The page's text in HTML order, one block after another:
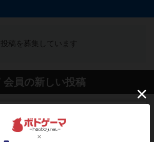
投稿を募集しています
会員の新しい投稿
ファイアー・ブルズ / 火牛陣
火牛を引き連れて敵を殲滅させる。縦か斜めで前2
列まで攻撃できるが、自分...